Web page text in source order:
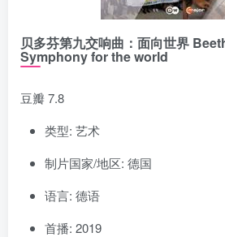
贝多芬第九交响曲：面向世界
Symphony for the world
豆瓣 7.8
类型: 艺术
制片国家/地区: 德国
语言: 德语
首播: 2019